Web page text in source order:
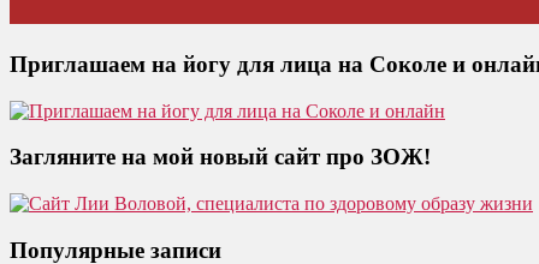
Приглашаем на йогу для лица на Соколе и
Загляните на мой новый сайт про ЗОЖ!
Популярные записи